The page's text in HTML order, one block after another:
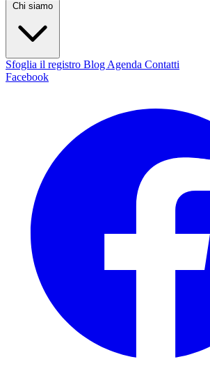
Chi siamo
Sfoglia il registro Blog Agenda Contatti
Facebook